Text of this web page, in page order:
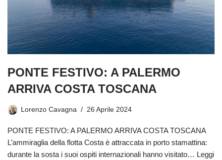
PONTE FESTIVO: A PALERMO
ARRIVA COSTA TOSCANA
Lorenzo Cavagna 26 Aprile 2024
PONTE FESTIVO: A PALERMO ARRIVA COSTA TOSCANA
L’ammiraglia della flotta Costa è attraccata in porto stamattina:
durante la sosta i suoi ospiti internazionali hanno visitato… Leggi